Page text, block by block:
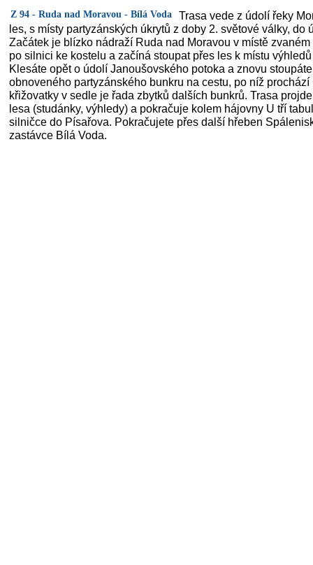
Z 94 - Ruda nad Moravou - Bílá Voda
Trasa vede z údolí řeky
les, s místy partyzánských úkrytů z doby 2. světové války, do
Začátek je blízko nádraží Ruda nad Moravou v místě
po silnici ke kostelu a začíná stoupat přes les k místu
Klesáte opět o údolí Janoušovského potoka a znovu
obnoveného partyzánského bunkru na cestu, po níž
křižovatky v sedle je řada zbytků dalších bunkrů. Trasa
lesa (studánky, výhledy) a pokračuje kolem hájovny U tří
silničce do Písařova. Pokračujete přes další hřeben
zastávce Bílá Voda.